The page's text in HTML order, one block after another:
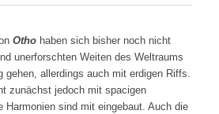
Othohaben sich bisher noch nicht
unerforschten Weiten des Weltraums
gehen, allerdings auch mit erdigen Riffs.
zunächst jedoch mit spacigen
Harmonien sind mit eingebaut. Auch die